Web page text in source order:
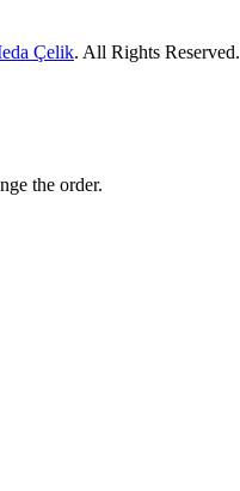
Çelik. All Rights Reserved.
the order.